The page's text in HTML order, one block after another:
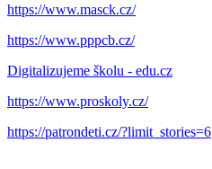
https://www.masck.cz/
https://www.pppcb.cz/
Digitalizujeme školu - edu.cz
https://www.proskoly.cz/
https://patrondeti.cz/?limit_stories=6